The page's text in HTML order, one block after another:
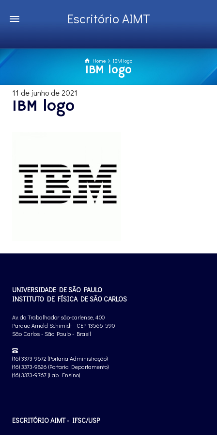
Escritório AIMT
Home IBM logo
IBM logo
11 de junho de 2021
IBM logo
UNIVERSIDADE DE SÃO PAULO
INSTITUTO DE FÍSICA DE SÃO CARLOS
Av. do Trabalhador são-carlense, 400
Parque Arnold Schimidt - CEP 13566-590
São Carlos - São Paulo - Brasil
(16) 3373-9672 (Portaria Administração)
(16) 3373-9826 (Portaria Departamento)
(16) 3373-9767 (Lab. Ensino)
ESCRITÓRIO AIMT - IFSC/USP